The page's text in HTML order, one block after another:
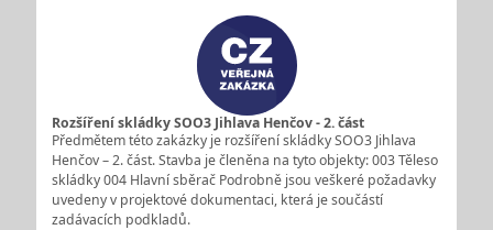
Rozšíření skládky SOO3 Jihlava Henčov - 2. část
Předmětem této zakázky je rozšíření skládky SOO3 Jihlava
Henčov – 2. část. Stavba je členěna na tyto objekty: 003 Těleso
skládky 004 Hlavní sběrač Podrobně jsou veškeré požadavky
uvedeny v projektové dokumentaci, která je součástí
zadávacích podkladů.